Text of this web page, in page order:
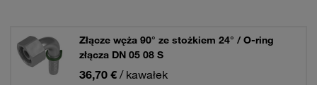
Złącze węża 90° ze stożkiem 24° / O-ring
złącza DN 05 08 S
36,70 € / kawałek